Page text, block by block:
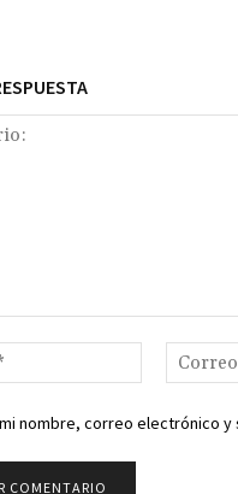
Nombre:*
nombre, correo electrónico